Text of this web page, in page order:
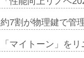
約7割が物理鍵で管
「マイトーン」を